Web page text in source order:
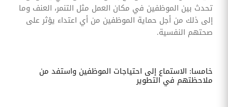
تحدث بين الموظفين في مكان العمل مثل التنمر، العنف وما
إلى ذلك من أجل حماية الموظفين من أي اعتداء يؤثر على
صحتهم النفسية.
خامسا: الاستماع إلى احتياجات الموظفين واستفد من
ملاحظتهم في التطوير